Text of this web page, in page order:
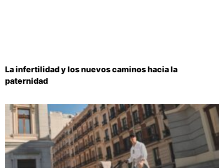
La infertilidad y los nuevos caminos hacia la
paternidad